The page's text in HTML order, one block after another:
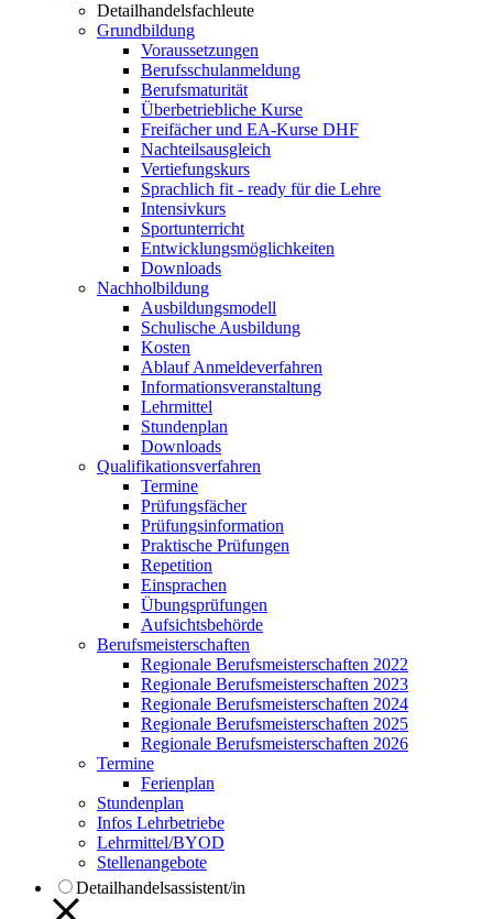
Detailhandelsfachleute
Grundbildung
Voraussetzungen
Berufsschulanmeldung
Berufsmaturität
Überbetriebliche Kurse
Freifächer und EA-Kurse DHF
Nachteilsausgleich
Vertiefungskurs
Sprachlich fit - ready für die Lehre
Intensivkurs
Sportunterricht
Entwicklungsmöglichkeiten
Downloads
Nachholbildung
Ausbildungsmodell
Schulische Ausbildung
Kosten
Ablauf Anmeldeverfahren
Informationsveranstaltung
Lehrmittel
Stundenplan
Downloads
Qualifikationsverfahren
Termine
Prüfungsfächer
Prüfungsinformation
Praktische Prüfungen
Repetition
Einsprachen
Übungsprüfungen
Aufsichtsbehörde
Berufsmeisterschaften
Regionale Berufsmeisterschaften 2022
Regionale Berufsmeisterschaften 2023
Regionale Berufsmeisterschaften 2024
Regionale Berufsmeisterschaften 2025
Regionale Berufsmeisterschaften 2026
Termine
Ferienplan
Stundenplan
Infos Lehrbetriebe
Lehrmittel/BYOD
Stellenangebote
Detailhandelsassistent/in